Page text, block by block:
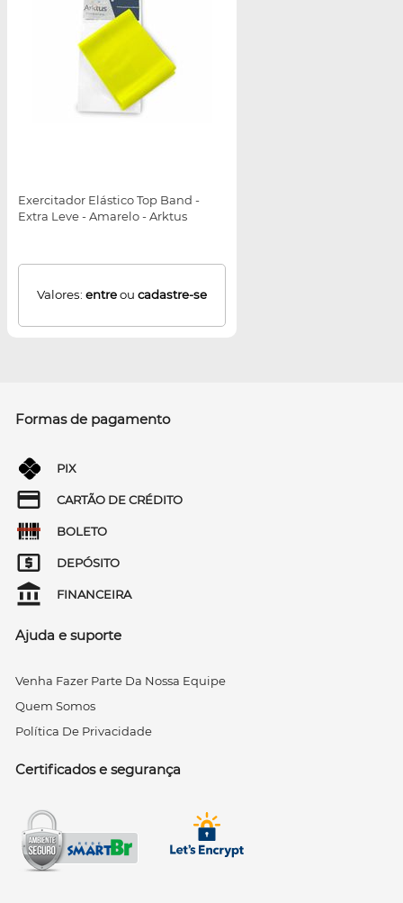
Exercitador Elástico Top Band -
Extra Leve - Amarelo - Arktus
Valores: entreou cadastre-se
Formas de pagamento
PIX
CARTÃO DE CRÉDITO
BOLETO
DEPÓSITO
FINANCEIRA
Ajuda e suporte
Venha Fazer Parte Da Nossa Equipe
Quem Somos
Política De Privacidade
Certificados e segurança